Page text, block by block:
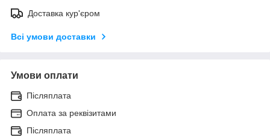
Доставка кур'єром
Всі умови доставки
Умови оплати
Післяплата
Оплата за реквізитами
Післяплата